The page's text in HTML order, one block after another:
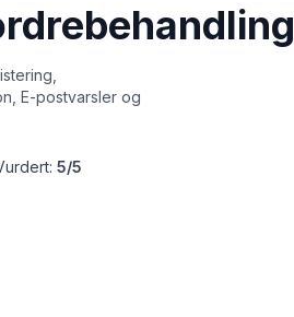
E-postvarsler og
5/5